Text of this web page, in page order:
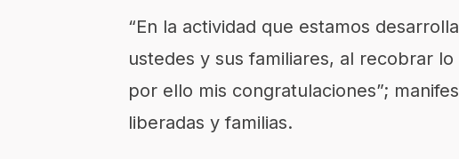
“En la actividad que estamos
ustedes y sus familiares, al recobrar
por ello mis congratulaciones”;
liberadas y familias.